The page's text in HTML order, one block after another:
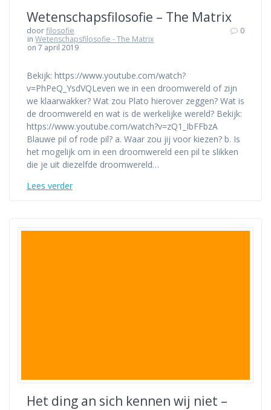
Wetenschapsfilosofie – The Matrix
doorfilosofie
inWetenschapsfilosofie - The Matrix
on 7 april 2019
0
Bekijk: https://www.youtube.com/watch?
v=PhPeQ_YsdVQLeven we in een droomwereld of zijn
we klaarwakker? Wat zou Plato hierover zeggen? Wat is
de droomwereld en wat is de werkelijke wereld? Bekijk:
https://www.youtube.com/watch?v=zQ1_IbFFbzA
Blauwe pil of rode pil? a. Waar zou jij voor kiezen? b. Is
het mogelijk om in een droomwereld een pil te slikken
die je uit diezelfde droomwereld…
Lees verder
Het ding an sich kennen wij niet –